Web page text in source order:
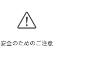
安全のためのご注意